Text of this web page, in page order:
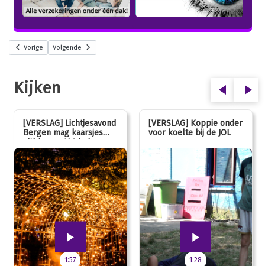
Vorige Volgende
Kijken
[VERSLAG] Lichtjesavond
Bergen mag kaarsjes
uitblazen: 100 jarig
jubileum!
1:57
[VERSLAG] Koppie onder
voor koelte bij de JOL
1:28